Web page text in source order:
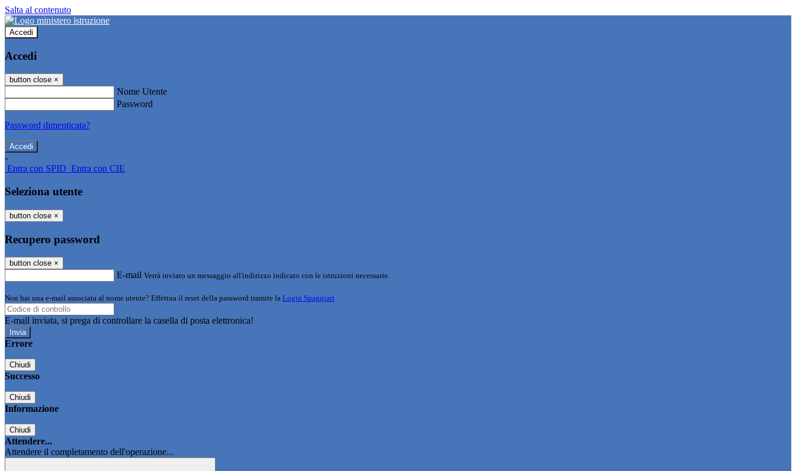
Salta al contenuto
Accedi
Accedi
button close ×
Nome Utente
Password
Password dimenticata?
-
Entra con SPID Entra con CIE
Seleziona utente
button close ×
Recupero password
button close ×
E-mail Verrà inviato un messaggio all'indirizzo indicato con le istruzioni necessarie.
Non hai una e-mail associata al nome utente? Effettua il reset della password tramite la Login Spaggiari
E-mail inviata, si prega di controllare la casella di posta elettronica!
Errore
Chiudi
Successo
Chiudi
Informazione
Chiudi
Attendere...
Attendere il completamento dell'operazione...